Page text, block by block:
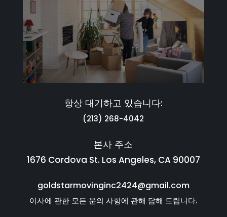
항상 대기하고 있습니다:
(213) 268-4042
본사 주소
1676 Cordova St. Los Angeles, CA 90007
goldstarmovinginc2424@gmail.com
이사에 관한 모든 문의 사항에 관해 답해 드립니다.